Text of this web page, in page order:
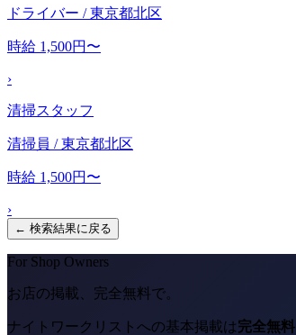
ドライバー / 東京都北区
時給 1,500円〜
›
清掃スタッフ
清掃員 / 東京都北区
時給 1,500円〜
›
← 検索結果に戻る
For Shop Owners
お店の掲載、完全無料で。
ナイトワークリストへの基本掲載は完全無料